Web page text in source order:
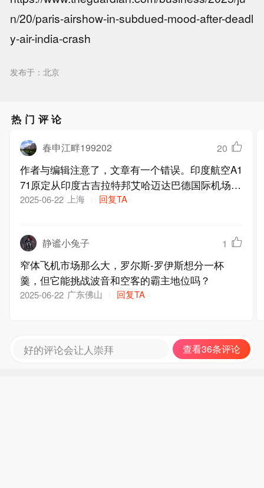
n/20/paris-airshow-in-subdued-mood-after-deadl
y-air-india-crash
发布于：北京
热门评论
春申江畔199202 20
作者与编辑注意了，文章有一个错误。印度航空A1
71原定从印度古吉拉特邦艾哈迈达巴德国际机场起
飞，计划飞往英国伦敦‌（A171航班的787-8飞机就
飞往艾哈迈达巴德的印度航空公司航班”。飞行的
方向反了，请纠正错误，并且以后工作要注意，特
别是审稿的编辑与责任编辑。有些敏感的文字会犯
大错。
2025-06-22 上海 回复TA
静谧小兔子 1
窄体飞机市场那么大，罗尔斯-罗伊斯想分一杯
羹，但它能挑战波音和空客的霸主地位吗？
2025-06-22 广东佛山 回复TA
好的评论会让人崇拜 查看36条评论